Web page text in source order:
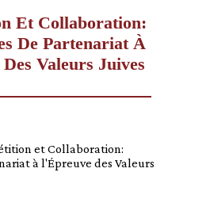
Et Collaboration:
De Partenariat À
Valeurs Juives
et Collaboration:
à l'Épreuve des Valeurs